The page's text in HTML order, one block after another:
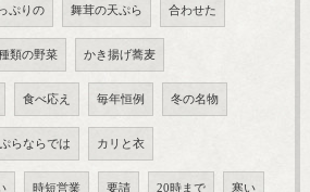
ぷりの 舞茸の天ぷら 合わせた
類の野菜 かき揚げ蕎麦
食べ応え 毎年恒例 冬の名物
らならでは カリと衣
時短営業 要請 20時まで 寒い